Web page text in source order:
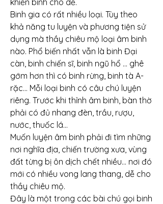
Binh gia có rất nhiều loại. Tùy theo
khả năng tu luyện và phương tiện sử
dụng mà thầy chiêu mộ loại âm binh
nào. Phổ biến nhất vẫn là binh Đại
càn, binh chiến sĩ, binh ngũ hổ ... ghê
gớm hơn thì có binh rừng, binh tà A-
rặc... Mỗi loại binh có câu chú luyện
riêng. Trước khi thỉnh âm binh, bàn thờ
phải có đủ nhang đèn, trầu, rượu,
nước, thuốc lá...
Muốn luyện âm binh phải đi tìm những
nơi nghĩa địa, chiến trường xưa, vùng
đất từng bị ôn dịch chết nhiều... nơi đó
mới có nhiều vong lang thang, dễ cho
thầy chiêu mộ.
Đây là một trong các bài chú gọi binh